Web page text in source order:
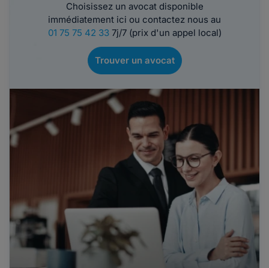
Choisissez un avocat disponible
immédiatement ici ou contactez nous au
01 75 75 42 337j/7 (prix d'un appel local)
Trouver un avocat